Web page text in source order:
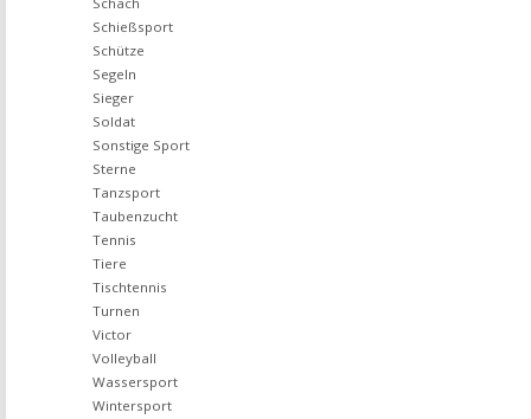
Schießsport
Schütze
Segeln
Sieger
Soldat
Sonstige Sport
Sterne
Tanzsport
Taubenzucht
Tennis
Tiere
Tischtennis
Turnen
Victor
Volleyball
Wassersport
Wintersport